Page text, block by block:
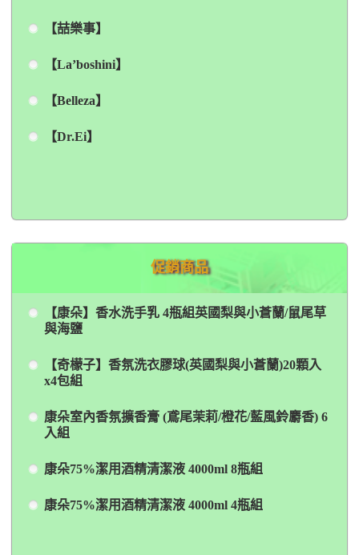
【喆樂事】
【La’boshini】
【Belleza】
【Dr.Ei】
促銷商品
【康朵】香水洗手乳 4瓶組英國梨與小蒼蘭/鼠尾草
與海鹽
【奇檬子】香氛洗衣膠球(英國梨與小蒼蘭)20顆入
x4包組
康朵室內香氛擴香膏 (鳶尾茉莉/橙花/藍風鈴麝香) 6
入組
康朵75%潔用酒精清潔液 4000ml 8瓶組
康朵75%潔用酒精清潔液 4000ml 4瓶組